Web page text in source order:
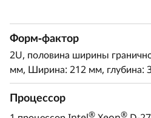
учетом уникальных
AI@Edge для Edge-
универсальность
серверов, предоставляя
подключения и
Форм-фактор
2U, половина ширины
мм, Ширина: 212 мм, глубина:
Процессор
® ®